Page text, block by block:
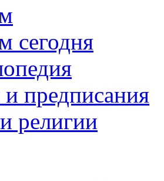
сегодня
предписания
религии